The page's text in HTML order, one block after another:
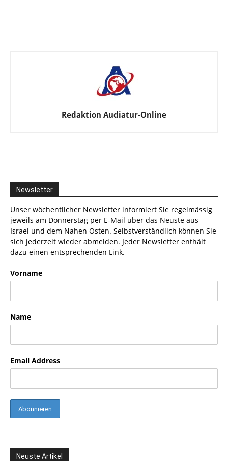
Redaktion Audiatur-Online
Newsletter
Unser wöchentlicher Newsletter informiert Sie regelmässig
jeweils am Donnerstag per E-Mail über das Neuste aus
Israel und dem Nahen Osten. Selbstverständlich können Sie
sich jederzeit wieder abmelden. Jeder Newsletter enthält
dazu einen entsprechenden Link.
Vorname
Name
Email Address
Neuste Artikel